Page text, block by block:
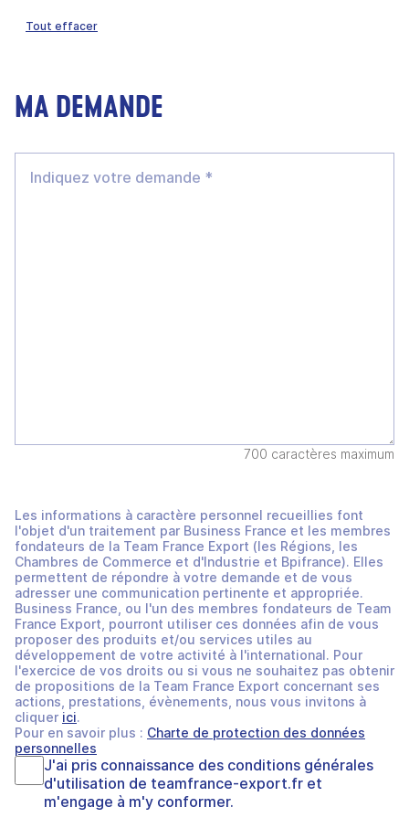
Tout effacer
MA DEMANDE
700 caractères maximum
Les informations à caractère personnel recueillies font
l'objet d'un traitement par Business France et les membres
fondateurs de la Team France Export (les Régions, les
Chambres de Commerce et d'Industrie et Bpifrance). Elles
permettent de répondre à votre demande et de vous
adresser une communication pertinente et appropriée.
Business France, ou l'un des membres fondateurs de Team
France Export, pourront utiliser ces données afin de vous
proposer des produits et/ou services utiles au
développement de votre activité à l'international. Pour
l'exercice de vos droits ou si vous ne souhaitez pas obtenir
de propositions de la Team France Export concernant ses
actions, prestations, évènements, nous vous invitons à
cliquer ici.
Pour en savoir plus : Charte de protection des données
personnelles
J'ai pris connaissance des conditions générales
d'utilisation de teamfrance-export.fr et
m'engage à m'y conformer.